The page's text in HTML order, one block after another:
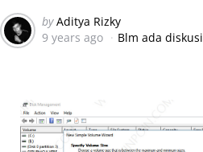
Posted
by
by Aditya Rizky
9 years ago
Blm ada diskusi